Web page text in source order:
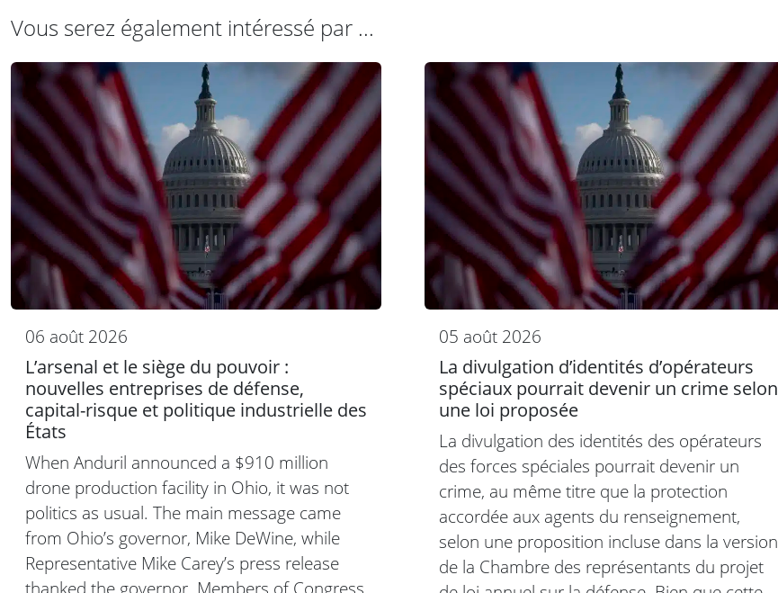
Vous serez également intéressé par ...
06 août 2026
L’arsenal et le siège du pouvoir :
nouvelles entreprises de défense,
capital-risque et politique industrielle des
États
When Anduril announced a $910 million
drone production facility in Ohio, it was not
politics as usual. The main message came
from Ohio’s governor, Mike DeWine, while
Representative Mike Carey’s press release
thanked the governor. Members of Congress
05 août 2026
La divulgation d’identités d’opérateurs
spéciaux pourrait devenir un crime selon
une loi proposée
La divulgation des identités des opérateurs
des forces spéciales pourrait devenir un
crime, au même titre que la protection
accordée aux agents du renseignement,
selon une proposition incluse dans la version
de la Chambre des représentants du projet